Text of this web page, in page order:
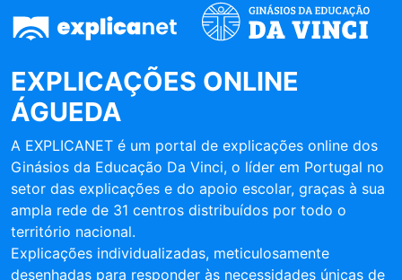
EXPLICAÇÕES ONLINE
ÁGUEDA
A EXPLICANET é um portal de explicações online dos
Ginásios da Educação Da Vinci, o líder em Portugal no
setor das explicações e do apoio escolar, graças à sua
ampla rede de 31 centros distribuídos por todo o
território nacional.
Explicações individualizadas, meticulosamente
desenhadas para responder às necessidades únicas de